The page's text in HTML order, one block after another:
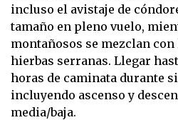
incluso el avistaje de
tamaño en pleno vuelo,
montañosos se mezclan
hierbas serranas. Llegar
horas de caminata durante
incluyendo ascenso y
media/baja.